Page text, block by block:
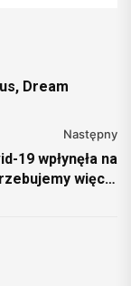
Dream
Następny
19 wpłynęła na
więcej